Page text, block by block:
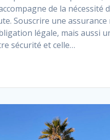
de la nécessité
Souscrire une
légale, mais aussi
sécurité et celle…